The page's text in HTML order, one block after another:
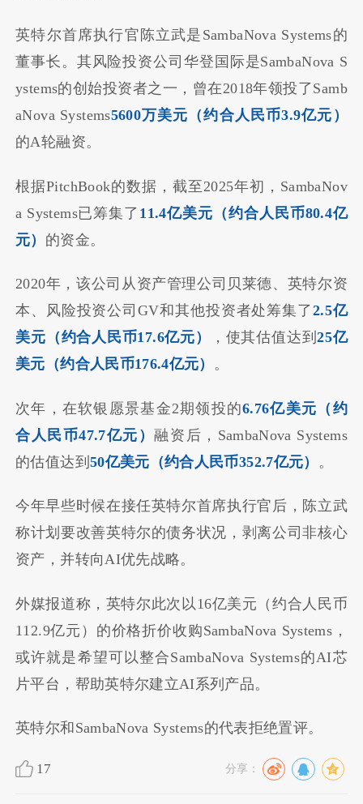
英特尔首席执行官陈立武是SambaNova Systems的
董事长。其风险投资公司华登国际是SambaNova S
ystems的创始投资者之一，曾在2018年领投了Samb
aNova Systems5600万美元（约合人民币3.9亿元）
的A轮融资。
根据PitchBook的数据，截至2025年初，SambaNov
a Systems已筹集了 11.4亿美元（约合人民币80.4亿
元） 的资金。
2020年，该公司从资产管理公司贝莱德、英特尔资
本、风险投资公司GV和其他投资者处筹集了2.5亿
美元（约合人民币17.6亿元）
，使其估值达到25亿
美元（约合人民币176.4亿元）
。
次年，在软银愿景基金2期领投的6.76亿美元（约
合人民币47.7亿元）融资后，SambaNova Systems
的估值达到 50亿美元（约合人民币352.7亿元） 。
今年早些时候在接任英特尔首席执行官后，陈立武
称计划要改善英特尔的债务状况，剥离公司非核心
资产，并转向AI优先战略。
外媒报道称，英特尔此次以16亿美元（约合人民币
112.9亿元）的价格折价收购SambaNova Systems，
或许就是希望可以整合SambaNova Systems的AI芯
片平台，帮助英特尔建立AI系列产品。
英特尔和SambaNova Systems的代表拒绝置评。
17 分享：